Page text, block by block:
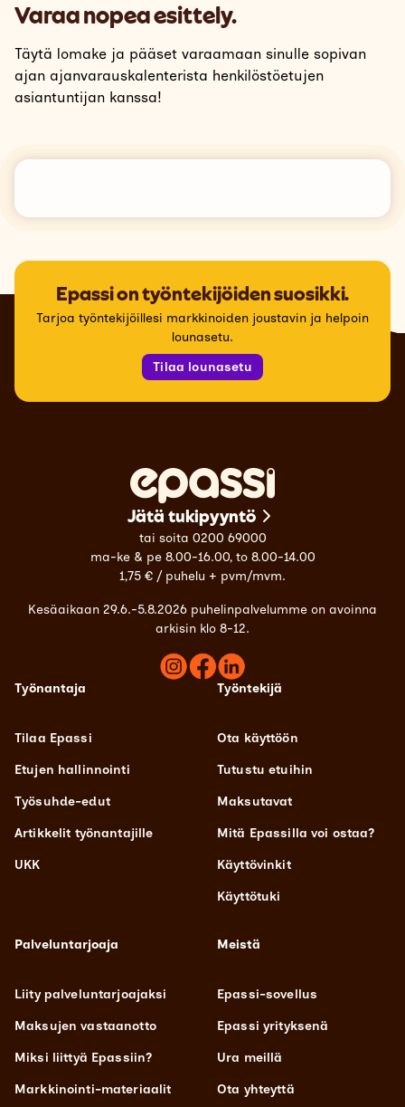
Varaa nopea esittely.
Täytä lomake ja pääset varaamaan sinulle sopivan
ajan ajanvarauskalenterista henkilöstöetujen
asiantuntijan kanssa!
Epassi on työntekijöiden suosikki.
Tarjoa työntekijöillesi markkinoiden joustavin ja helpoin
lounasetu.
Tilaa lounasetu
Jätä tukipyyntö
tai soita 0200 69000
ma-ke & pe 8.00-16.00, to 8.00-14.00
1,75 € / puhelu + pvm/mvm.
Kesäaikaan 29.6.-5.8.2026 puhelinpalvelumme on avoinna
arkisin klo 8-12.
Työnantaja
Tilaa Epassi
Etujen hallinnointi
Työsuhde-edut
Artikkelit työnantajille
UKK
Työntekijä
Ota käyttöön
Tutustu etuihin
Maksutavat
Mitä Epassilla voi ostaa?
Käyttövinkit
Käyttötuki
Palveluntarjoaja
Liity palveluntarjoajaksi
Maksujen vastaanotto
Miksi liittyä Epassiin?
Markkinointi-materiaalit
Meistä
Epassi-sovellus
Epassi yrityksenä
Ura meillä
Ota yhteyttä